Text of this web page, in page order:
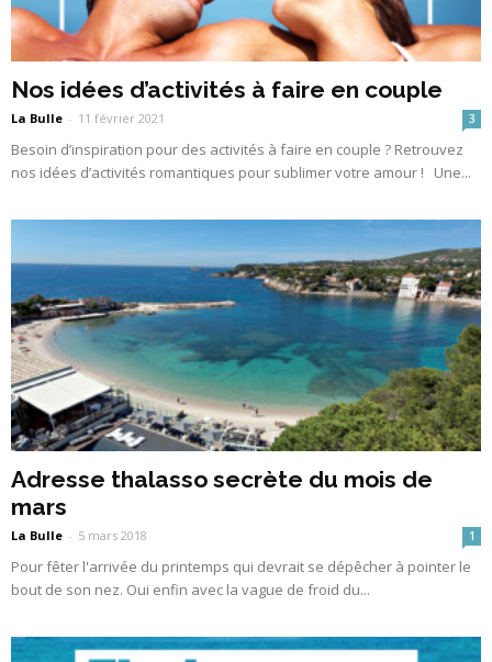
Nos idées d’activités à faire en couple
La Bulle - 11 février 2021 3
Besoin d’inspiration pour des activités à faire en couple ? Retrouvez
nos idées d’activités romantiques pour sublimer votre amour ! Une...
Adresse thalasso secrète du mois de
mars
La Bulle - 5 mars 2018 1
Pour fêter l'arrivée du printemps qui devrait se dépêcher à pointer le
bout de son nez. Oui enfin avec la vague de froid du...